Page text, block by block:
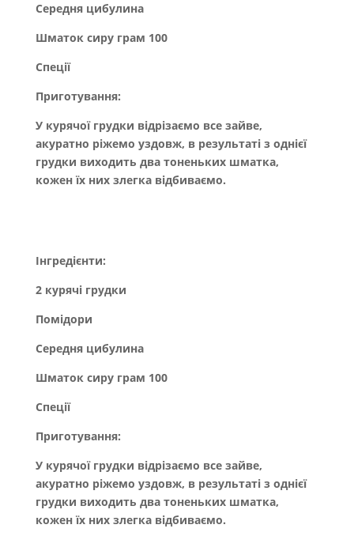
Середня цибулина
Шматок сиру грам 100
Спеції
Приготування:
У курячої грудки відрізаємо все зайве,
акуратно ріжемо уздовж, в результаті з однієї
грудки виходить два тоненьких шматка,
кожен їх них злегка відбиваємо.
Інгредієнти:
2 курячі грудки
Помідори
Середня цибулина
Шматок сиру грам 100
Спеції
Приготування:
У курячої грудки відрізаємо все зайве,
акуратно ріжемо уздовж, в результаті з однієї
грудки виходить два тоненьких шматка,
кожен їх них злегка відбиваємо.